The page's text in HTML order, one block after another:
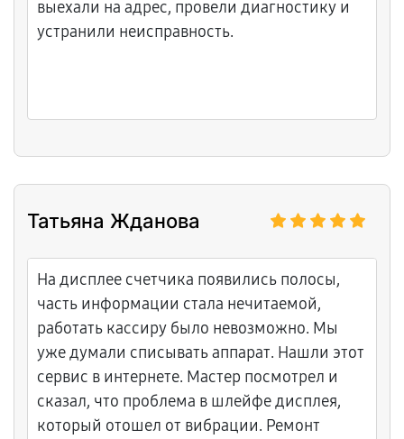
выехали на адрес, провели диагностику и
устранили неисправность.
Татьяна Жданова
На дисплее счетчика появились полосы,
часть информации стала нечитаемой,
работать кассиру было невозможно. Мы
уже думали списывать аппарат. Нашли этот
сервис в интернете. Мастер посмотрел и
сказал, что проблема в шлейфе дисплея,
который отошел от вибрации. Ремонт